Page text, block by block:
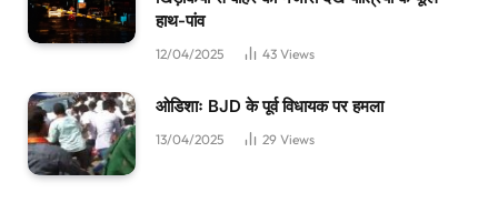
हाथ-पांव
12/04/2025 43 Views
ओडिशाः BJD के पूर्व विधायक पर हमला
13/04/2025 29 Views